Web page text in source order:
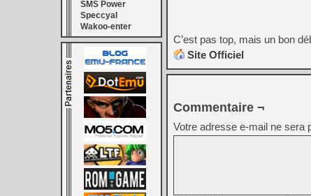
SMS Power
Speccyal
Wakoo-enter
C’est pas top, mais un bon
Site Officiel
Commentaire ¬
Votre adresse e-mail ne sera